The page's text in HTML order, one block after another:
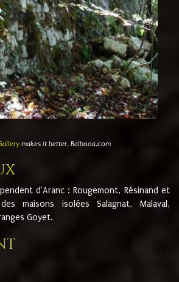
makes it better. Balbooa.com
d'Aranc : Rougemont, Résinand et
maisons isolées Salagnat, Malaval,
Goyet.